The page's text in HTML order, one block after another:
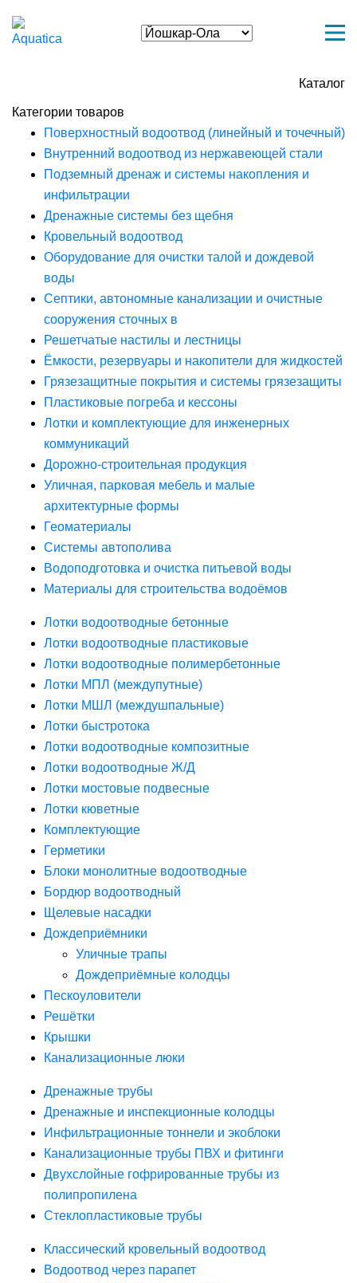
Каталог
Категории товаров
Поверхностный водоотвод (линейный и точечный)
Внутренний водоотвод из нержавеющей стали
Подземный дренаж и системы накопления и
инфильтрации
Дренажные системы без щебня
Кровельный водоотвод
Оборудование для очистки талой и дождевой
воды
Септики, автономные канализации и очистные
сооружения сточных в
Решетчатые настилы и лестницы
Ёмкости, резервуары и накопители для жидкостей
Грязезащитные покрытия и системы грязезащиты
Пластиковые погреба и кессоны
Лотки и комплектующие для инженерных
коммуникаций
Дорожно-строительная продукция
Уличная, парковая мебель и малые
архитектурные формы
Геоматериалы
Системы автополива
Водоподготовка и очистка питьевой воды
Материалы для строительства водоёмов
Лотки водоотводные бетонные
Лотки водоотводные пластиковые
Лотки водоотводные полимербетонные
Лотки МПЛ (междупутные)
Лотки МШЛ (междушпальные)
Лотки быстротока
Лотки водоотводные композитные
Лотки водоотводные Ж/Д
Лотки мостовые подвесные
Лотки кюветные
Комплектующие
Герметики
Блоки монолитные водоотводные
Бордюр водоотводный
Щелевые насадки
Дождеприёмники
Уличные трапы
Дождеприёмные колодцы
Пескоуловители
Решётки
Крышки
Канализационные люки
Дренажные трубы
Дренажные и инспекционные колодцы
Инфильтрационные тоннели и экоблоки
Канализационные трубы ПВХ и фитинги
Двухслойные гофрированные трубы из
полипропилена
Стеклопластиковые трубы
Классический кровельный водоотвод
Водоотвод через парапет